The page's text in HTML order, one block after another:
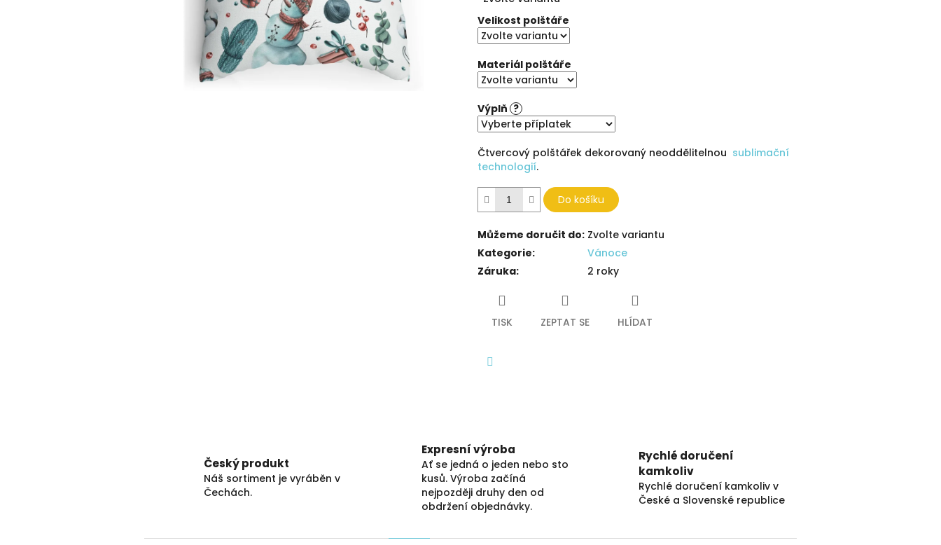
hvězdiček.
Velikost polštáře
Materiál polštáře
Výplň ?
Čtvercový polštářek dekorovaný neoddělitelnou sublimační
technologií.
Do košíku
Můžeme doručit do: Zvolte variantu
Kategorie:
Vánoce
Záruka: 2 roky
TISK ZEPTAT SE HLÍDAT
Český produkt
Náš sortiment je vyráběn v
Čechách.
Expresní výroba
Ať se jedná o jeden nebo sto
kusů. Výroba začíná
nejpozději druhy den od
obdržení objednávky.
Rychlé doručení
kamkoliv
Rychlé doručení kamkoliv v
České a Slovenské republice